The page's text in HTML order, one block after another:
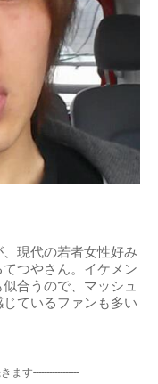
現代の若者女性好み
つやさん。イケメン
合うので、マッシュ
ているファンも多い
ます-----------------